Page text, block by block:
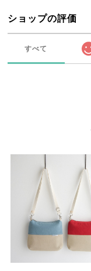
ショップの評価
すべて